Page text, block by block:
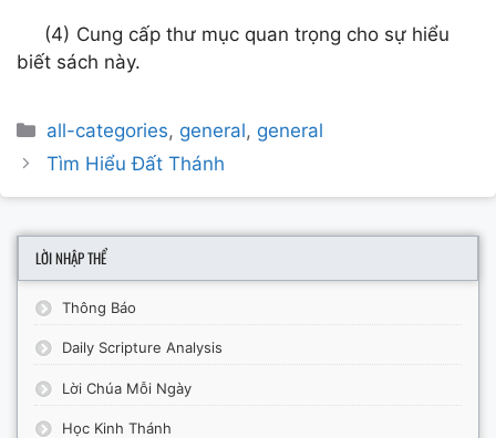
(4) Cung cấp thư mục quan trọng cho sự hiểu
biết sách này.
Categories
all-categories, general, general
PostTìm Hiểu Đất Thánh
LỜI NHẬP THỂ
Thông Báo
Daily Scripture Analysis
Lời Chúa Mỗi Ngày
Học Kinh Thánh